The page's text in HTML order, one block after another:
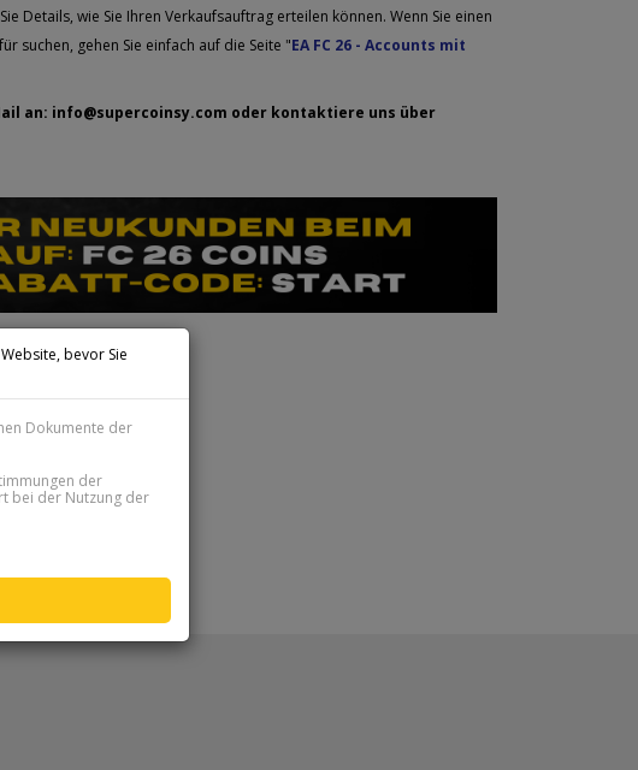
Details, wie Sie Ihren Verkaufsauftrag erteilen können. Wenn Sie einen
suchen, gehen Sie einfach auf die Seite "EA FC 26 - Accounts mit
an: info@supercoinsy.com oder kontaktiere uns über
bevor Sie
Dokumente der
der
bei der Nutzung der